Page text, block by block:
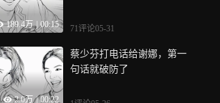
189.4万 | 00:15 71评论05-31
2.0万 | 00:22
蔡少芬打电话给谢娜，第一
句话就破防了